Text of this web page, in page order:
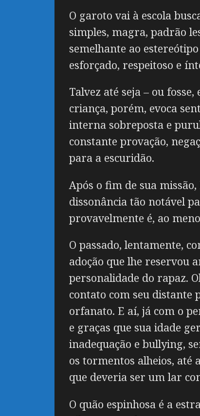
O garoto vai à escola
simples, magra, padrão
semelhante ao
esforçado, respeitoso e
Talvez até seja – ou
criança, porém, evoca
interna sobreposta e
constante provação,
para a escuridão.
Após o fim de sua
dissonância tão notável
provavelmente é, ao
O passado, lentamente,
adoção que lhe reservou
personalidade do rapaz.
contato com seu distante
orfanato. E aí, já com o
e graças que sua idade
inadequação e bullying,
os tormentos alheios, até
que deveria ser um lar
O quão espinhosa é a